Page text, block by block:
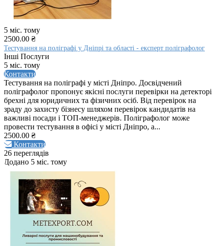
5 міс. тому
2500.00 ₴
Тестування на поліграфі у Дніпрі та області - експерт поліграфолог
Інші Послуги
5 міс. тому
Контакти
Тестування на поліграфі у місті Дніпро. Досвідчений
поліграфолог пропонує якісні послуги перевірки на детекторі
брехні для юридичних та фізичних осіб. Від перевірок на
зраду до захисту бізнесу шляхом перевірок кандидатів на
важливі посади і ТОП-менеджерів. Поліграфолог може
провести тестування в офісі у місті Дніпро, а...
2500.00 ₴
Контакти
26 переглядів
Додано 5 міс. тому